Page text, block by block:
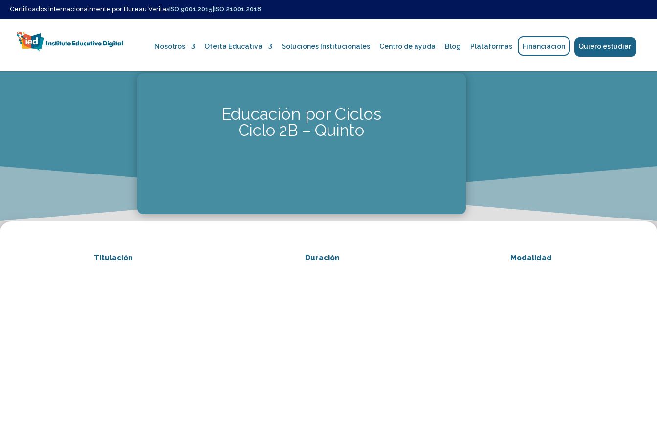
Certificados internacionalmente por Bureau VeritasISO 9001:2015 ISO 21001:2018
Nosotros
Certificaciones ISO
Oferta Educativa Soluciones Institucionales Centro de ayuda Blog Plataformas Financiación Quiero estudiar
Educación por Ciclos
Ciclo 2B – Quinto
Titulación Duración Modalidad